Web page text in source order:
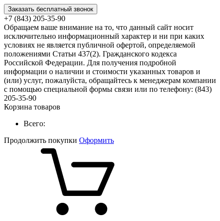
Заказать бесплатный звонок
+7 (843) 205-35-90
Обращаем ваше внимание на то, что данный сайт носит
исключительно информационный характер и ни при каких
условиях не является публичной офертой, определяемой
положениями Статьи 437(2). Гражданского кодекса
Российской Федерации. Для получения подробной
информации о наличии и стоимости указанных товаров и
(или) услуг, пожалуйста, обращайтесь к менеджерам компании
с помощью специальной формы связи или по телефону: (843)
205-35-90
Корзина товаров
Всего:
Продолжить покупки Оформить